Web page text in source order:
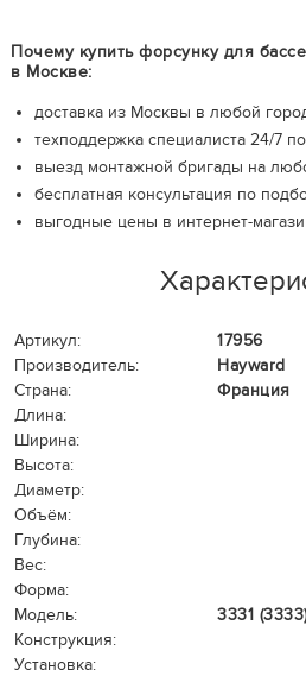
Почему купить форсунку для
в Москве:
доставка из Москвы в любой
техподдержка специалиста 24/7
выезд монтажной бригады на
бесплатная консультация по
выгодные цены в интернет-
Артикул:
17956
Производитель:
Hayward
Страна:
Франция
Длина:
Ширина:
Высота:
Диаметр:
Объём:
Глубина:
Вес:
Форма:
Модель:
3331
Конструкция:
Установка: